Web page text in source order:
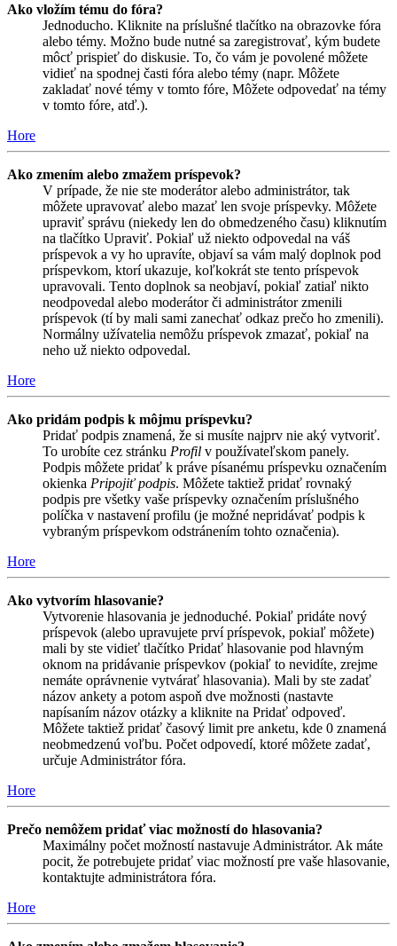
Ako vložím tému do fóra?
Jednoducho. Kliknite na príslušné tlačítko na obrazovke fóra
alebo témy. Možno bude nutné sa zaregistrovať, kým budete
môcť prispieť do diskusie. To, čo vám je povolené môžete
vidieť na spodnej časti fóra alebo témy (napr. Môžete
zakladať nové témy v tomto fóre, Môžete odpovedať na témy
v tomto fóre, atď.).
Hore
Ako zmením alebo zmažem príspevok?
V prípade, že nie ste moderátor alebo administrátor, tak
môžete upravovať alebo mazať len svoje príspevky. Môžete
upraviť správu (niekedy len do obmedzeného času) kliknutím
na tlačítko Upraviť. Pokiaľ už niekto odpovedal na váš
príspevok a vy ho upravíte, objaví sa vám malý doplnok pod
príspevkom, ktorí ukazuje, koľkokrát ste tento príspevok
upravovali. Tento doplnok sa neobjaví, pokiaľ zatiaľ nikto
neodpovedal alebo moderátor či administrátor zmenili
príspevok (tí by mali sami zanechať odkaz prečo ho zmenili).
Normálny užívatelia nemôžu príspevok zmazať, pokiaľ na
neho už niekto odpovedal.
Hore
Ako pridám podpis k môjmu príspevku?
Pridať podpis znamená, že si musíte najprv nie aký vytvoriť.
To urobíte cez stránku Profil v používateľskom panely.
Podpis môžete pridať k práve písanému príspevku označením
okienka Pripojiť podpis. Môžete taktiež pridať rovnaký
podpis pre všetky vaše príspevky označením príslušného
políčka v nastavení profilu (je možné nepridávať podpis k
vybraným príspevkom odstránením tohto označenia).
Hore
Ako vytvorím hlasovanie?
Vytvorenie hlasovania je jednoduché. Pokiaľ pridáte nový
príspevok (alebo upravujete prví príspevok, pokiaľ môžete)
mali by ste vidieť tlačítko Pridať hlasovanie pod hlavným
oknom na pridávanie príspevkov (pokiaľ to nevidíte, zrejme
nemáte oprávnenie vytvárať hlasovania). Mali by ste zadať
názov ankety a potom aspoň dve možnosti (nastavte
napísaním názov otázky a kliknite na Pridať odpoveď.
Môžete taktiež pridať časový limit pre anketu, kde 0 znamená
neobmedzenú voľbu. Počet odpovedí, ktoré môžete zadať,
určuje Administrátor fóra.
Hore
Prečo nemôžem pridať viac možností do hlasovania?
Maximálny počet možností nastavuje Administrátor. Ak máte
pocit, že potrebujete pridať viac možností pre vaše hlasovanie,
kontaktujte administrátora fóra.
Hore